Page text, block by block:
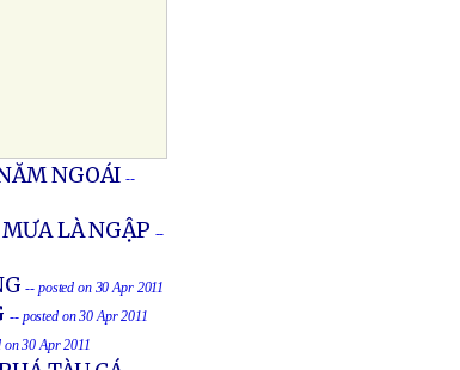
NGOÁI--
LÀ NGẬP --
-- posted on 30 Apr 2011
-- posted on 30 Apr 2011
on 30 Apr 2011